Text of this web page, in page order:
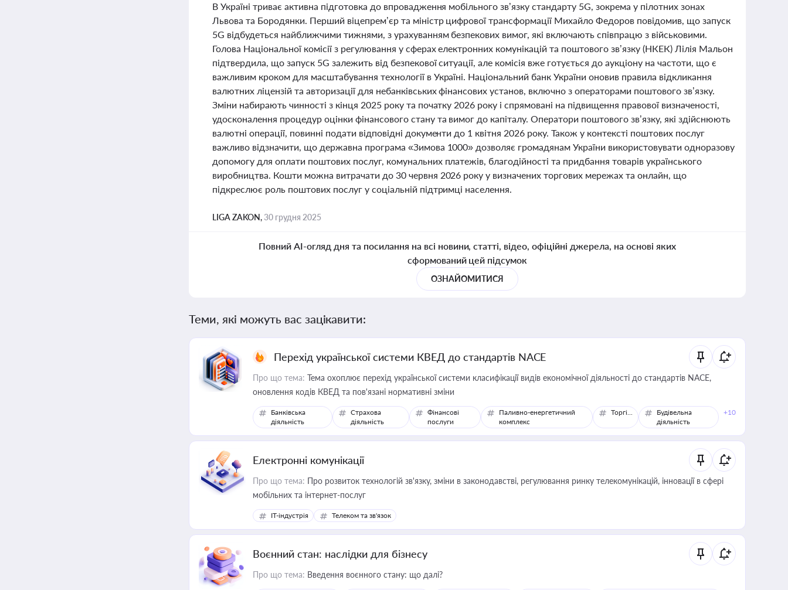
В Україні триває активна підготовка до впровадження мобільного зв’язку стандарту 5G, зокрема у пілотних зонах
Львова та Бородянки. Перший віцепрем’єр та міністр цифрової трансформації Михайло Федоров повідомив, що запуск
5G відбудеться найближчими тижнями, з урахуванням безпекових вимог, які включають співпрацю з військовими.
Голова Національної комісії з регулювання у сферах електронних комунікацій та поштового зв’язку (НКЕК) Лілія Мальон
підтвердила, що запуск 5G залежить від безпекової ситуації, але комісія вже готується до аукціону на частоти, що є
важливим кроком для масштабування технології в Україні. Національний банк України оновив правила відкликання
валютних ліцензій та авторизації для небанківських фінансових установ, включно з операторами поштового зв’язку.
Зміни набирають чинності з кінця 2025 року та початку 2026 року і спрямовані на підвищення правової визначеності,
удосконалення процедур оцінки фінансового стану та вимог до капіталу. Оператори поштового зв’язку, які здійснюють
валютні операції, повинні подати відповідні документи до 1 квітня 2026 року. Також у контексті поштових послуг
важливо відзначити, що державна програма «Зимова 1000» дозволяє громадянам України використовувати одноразову
допомогу для оплати поштових послуг, комунальних платежів, благодійності та придбання товарів українського
виробництва. Кошти можна витрачати до 30 червня 2026 року у визначених торгових мережах та онлайн, що
підкреслює роль поштових послуг у соціальній підтримці населення.
LIGA ZAKON,30 грудня 2025
Повний AI-огляд дня та посилання на всі новини, статті, відео, офіційні джерела, на основі яких
сформований цей підсумок
ОЗНАЙОМИТИСЯ
Теми, які можуть вас зацікавити:
Перехід української системи КВЕД до стандартів NACE
Про що тема: Тема охоплює перехід української системи класифікації видів економічної діяльності до стандартів NACE,
оновлення кодів КВЕД та пов'язані нормативні зміни
Банківська
діяльність
Страхова
діяльність
Фінансові
послуги
Паливно-енергетичний
комплекс
Торгівля
Будівельна
діяльність
+10
Електронні комунікації
Про що тема: Про розвиток технологій зв'язку, зміни в законодавстві, регулювання ринку телекомунікацій, інновації в сфері
мобільних та інтернет-послуг
IT-індустрія Телеком та зв'язок
Воєнний стан: наслідки для бізнесу
Про що тема: Введення воєнного стану: що далі?